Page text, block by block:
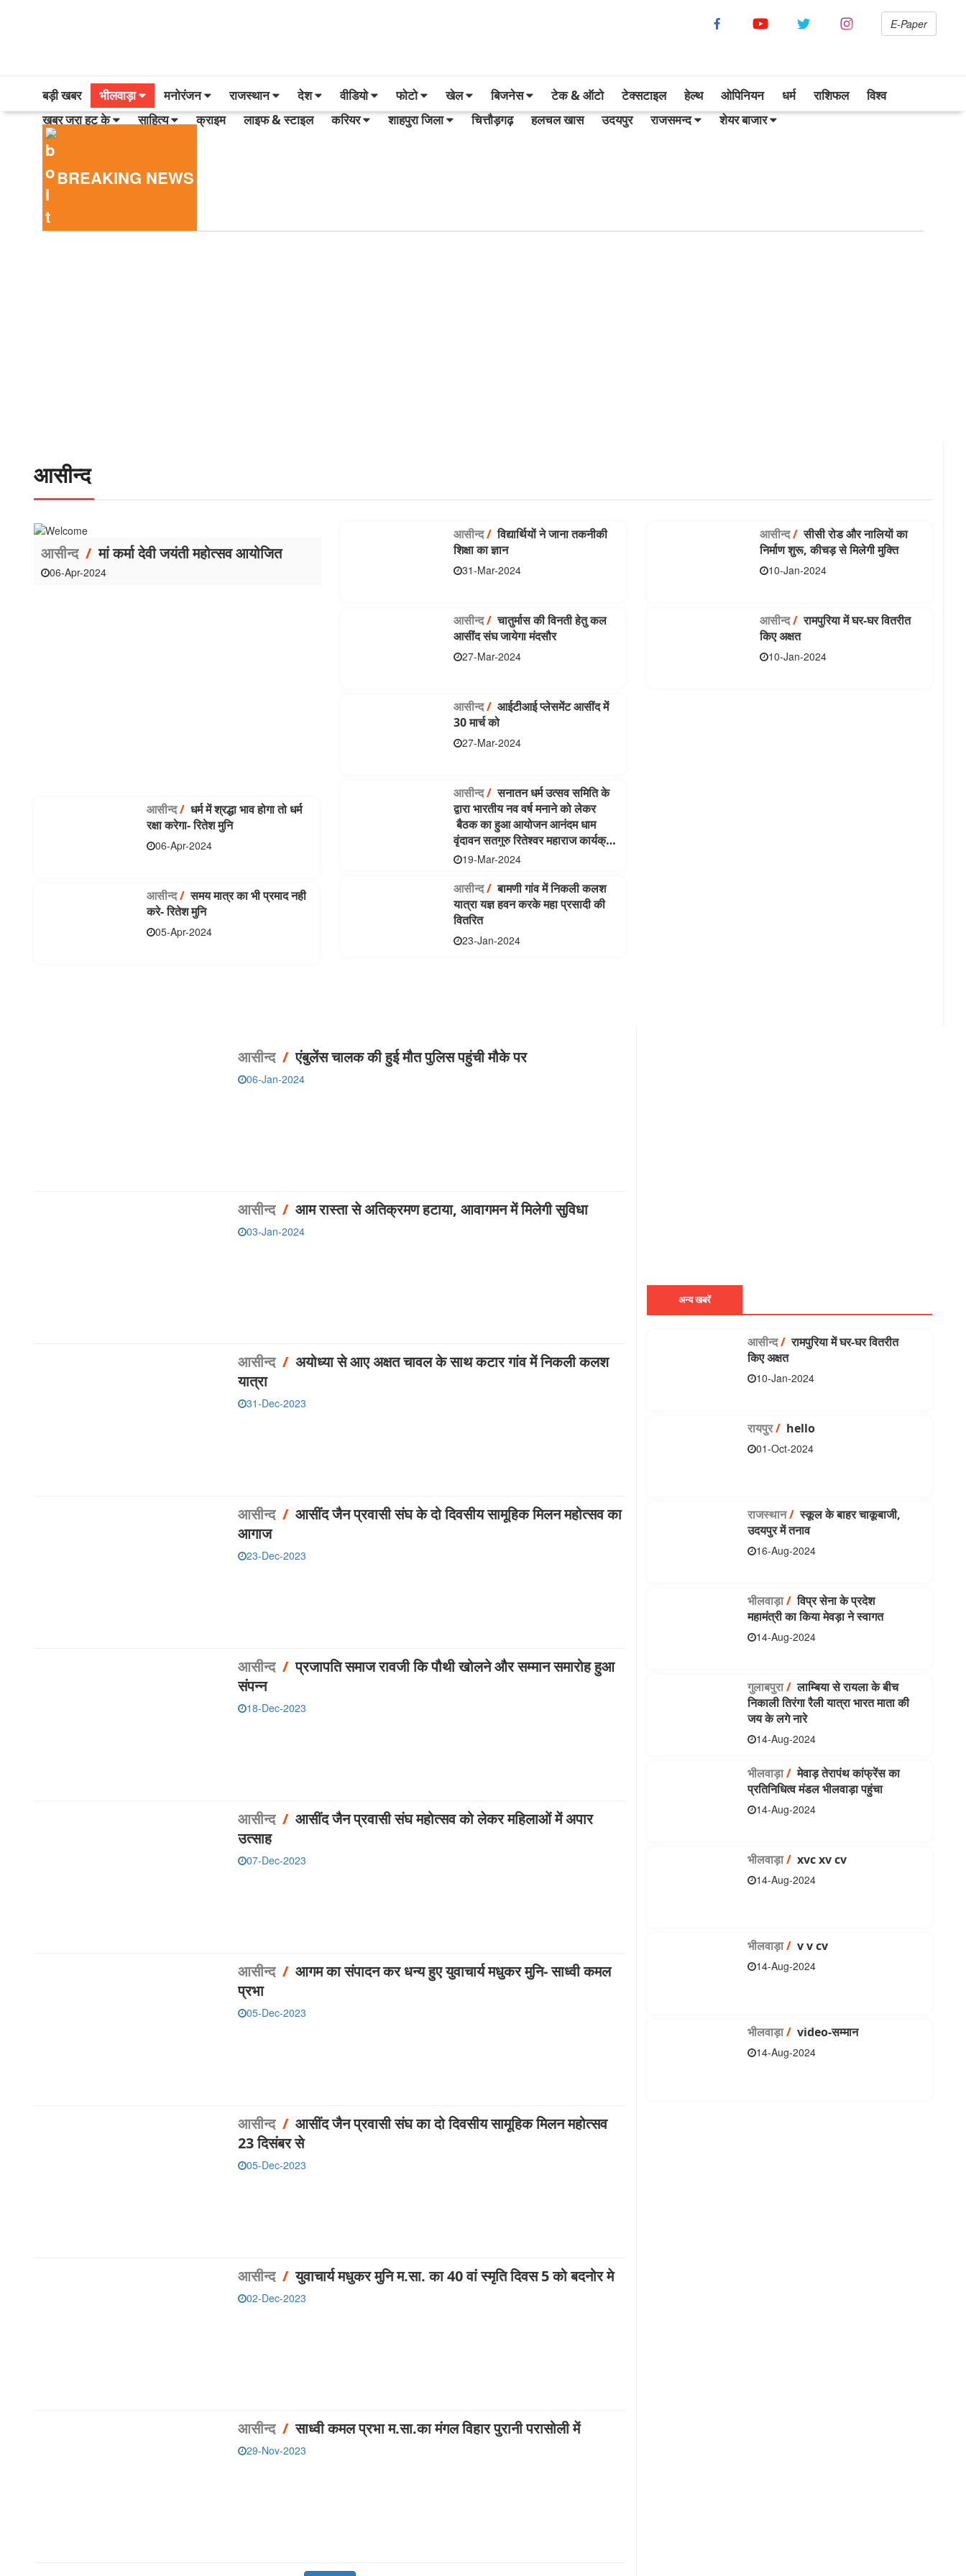
E-Paper
बड़ी खबर भीलवाड़ा मनोरंजन राजस्थान देश वीडियो फोटो खेल बिजनेस टेक & ऑटो टेक्सटाइल हेल्थ ओपिनियन धर्म राशिफल
विश्व
खबर जरा हट के
साहित्य क्राइम लाइफ & स्टाइल करियर शाहपुरा जिला चित्तौड़गढ़ हलचल खास उदयपुर राजसमन्द शेयर बाजार
BREAKING NEWS
आसीन्‍द
आसीन्‍द/मां कर्मा देवी जयंती महोत्सव आयोजित
06-Apr-2024
आसीन्‍द/ धर्म में श्रद्धा भाव होगा तो धर्म
रक्षा करेगा- रितेश मुनि
06-Apr-2024
आसीन्‍द/समय मात्र का भी प्रमाद नही
करे- रितेश मुनि
05-Apr-2024
आसीन्‍द/विद्यार्थियों ने जाना तकनीकी
शिक्षा का ज्ञान
31-Mar-2024
आसीन्‍द/चातुर्मास की विनती हेतु कल
आसींद संघ जायेगा मंदसौर
27-Mar-2024
आसीन्‍द/ आईटीआई प्लेसमेंट आसींद में
30 मार्च को
27-Mar-2024
आसीन्‍द/सनातन धर्म उत्सव समिति के
द्वारा भारतीय नव वर्ष मनाने को लेकर
बैठक का हुआ आयोजन आनंदम धाम
वृंदावन सतगुरु रितेश्वर महाराज कार्यक्रम
में करेंगे शिरकत
19-Mar-2024
आसीन्‍द/बामणी गांव में निकली कलश
यात्रा यज्ञ हवन करके महा प्रसादी की
वितरित
23-Jan-2024
आसीन्‍द/सीसी रोड और नालियाें का
निर्माण शुरू, कीचड़ से मिलेगी मुक्ति
10-Jan-2024
आसीन्‍द/रामपुरिया में घर-घर वितरीत
किए अक्षत
10-Jan-2024
आसीन्‍द/एंबुलेंस चालक की हुई मौत पुलिस पहुंची मौके पर
06-Jan-2024
आसीन्‍द/आम रास्ता से अतिक्रमण हटाया, आवागमन में मिलेगी सुविधा
03-Jan-2024
आसीन्‍द/अयोध्या से आए अक्षत चावल के साथ कटार गांव में निकली कलश
यात्रा
31-Dec-2023
आसीन्‍द/आसींद जैन प्रवासी संघ के दो दिवसीय सामूहिक मिलन महोत्सव का
आगाज
23-Dec-2023
आसीन्‍द/प्रजापति समाज रावजी कि पौथी खोलने और सम्मान समारोह हुआ
संपन्न
18-Dec-2023
आसीन्‍द/आसींद जैन प्रवासी संघ महोत्सव को लेकर महिलाओं में अपार
उत्साह
07-Dec-2023
आसीन्‍द/आगम का संपादन कर धन्य हुए युवाचार्य मधुकर मुनि- साध्वी कमल
प्रभा
05-Dec-2023
आसीन्‍द/आसींद जैन प्रवासी संघ का दो दिवसीय सामूहिक मिलन महोत्सव
23 दिसंबर से
05-Dec-2023
आसीन्‍द/युवाचार्य मधुकर मुनि म.सा. का 40 वां स्मृति दिवस 5 को बदनोर मे
02-Dec-2023
आसीन्‍द/साध्वी कमल प्रभा म.सा.का मंगल विहार पुरानी परासोली में
29-Nov-2023
अन्य खबरें
आसीन्‍द/रामपुरिया में घर-घर वितरीत
किए अक्षत
10-Jan-2024
रायपुर/ hello
01-Oct-2024
राजस्थान/स्कूल के बाहर चाकूबाजी,
उदयपुर में तनाव
16-Aug-2024
भीलवाड़ा/विप्र सेना के प्रदेश
महामंत्री का किया मेवड़ा ने स्वागत
14-Aug-2024
गुलाबपुरा/लाम्बिया से रायला के बीच
निकाली तिरंगा रैली यात्रा भारत माता की
जय के लगे नारे
14-Aug-2024
भीलवाड़ा/मेवाड़ तेरापंथ कांफ्रेंस का
प्रतिनिधित्व मंडल भीलवाड़ा पहुंचा
14-Aug-2024
भीलवाड़ा/xvc xv cv
14-Aug-2024
भीलवाड़ा/v v cv
14-Aug-2024
भीलवाड़ा/video-सम्मान
14-Aug-2024